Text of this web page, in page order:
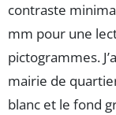
contraste
mm pour une
pictogrammes.
mairie de
blanc et le fond